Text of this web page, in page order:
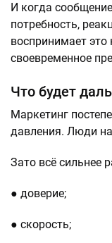
И когда
потребность,
воспринимает
своевременное
Что будет
Маркетинг
давления. Люди
Зато всё сильнее
● доверие;
● скорость;